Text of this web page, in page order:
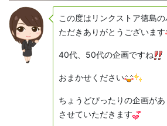
この度はリンクストア徳島
ただきありがとうございます
40代、50代の企画ですね
おまかせください
ちょうどぴったりの企画が
させていただきます